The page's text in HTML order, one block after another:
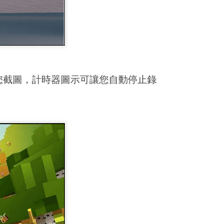
圖，計時器圖示可讓您自動停止錄